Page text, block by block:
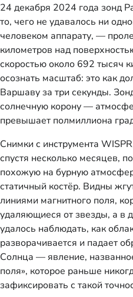
24 декабря 2024 года зонд
то, чего не удавалось ни
человеком аппарату, —
километров над
скоростью около 692 тысяч
осознать масштаб: это как
Варшаву за три секунды.
солнечную корону —
превышает полмиллиона
Снимки с инструмента
спустя несколько месяцев,
похожую на бурную
статичный костёр. Видны
линиями магнитного поля,
удаляющиеся от звезды, а в
удалось наблюдать, как
разворачивается и падает
Солнца — явление,
поля», которое раньше
зафиксировать с такой